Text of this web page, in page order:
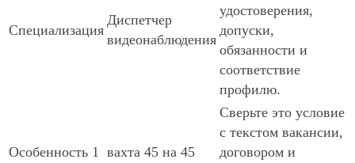
Специализация
Диспетчер
видеонаблюдения
удостоверения,
допуски,
обязанности и
соответствие
профилю.
Особенность 1 вахта 45 на 45
Сверьте это условие
с текстом вакансии,
договором и